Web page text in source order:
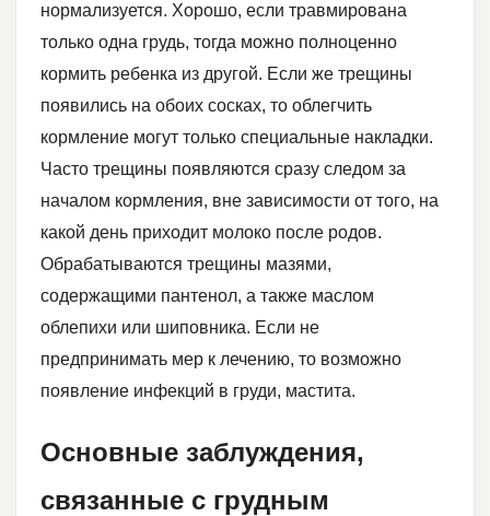
нормализуется. Хорошо, если травмирована
только одна грудь, тогда можно полноценно
кормить ребенка из другой. Если же трещины
появились на обоих сосках, то облегчить
кормление могут только специальные накладки.
Часто трещины появляются сразу следом за
началом кормления, вне зависимости от того, на
какой день приходит молоко после родов.
Обрабатываются трещины мазями,
содержащими пантенол, а также маслом
облепихи или шиповника. Если не
предпринимать мер к лечению, то возможно
появление инфекций в груди, мастита.
Основные заблуждения,
связанные с грудным